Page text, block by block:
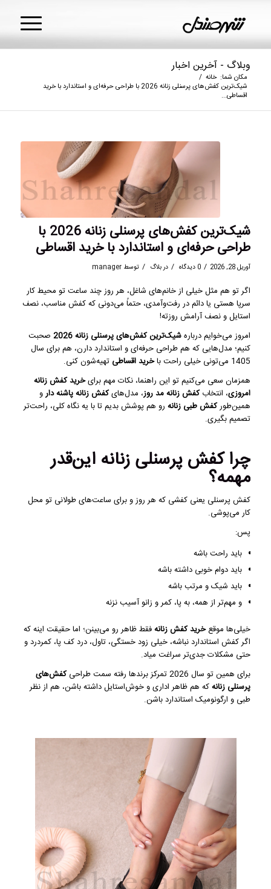
وبلاگ - آخرین اخبار
مکان شما: خانه /
شیک‌ترین کفش‌های پرسنلی زنانه 2026 با طراحی حرفه‌ای و استاندارد با خرید
اقساطی...
شیک‌ترین کفش‌های پرسنلی زنانه 2026 با
طراحی حرفه‌ای و استاندارد با خرید اقساطی
آوریل 28, 2026 / 0 دیدگاه / دربلاگ / توسط manager
اگر تو هم مثل خیلی از خانم‌های شاغل، هر روز چند ساعت تو محیط کار
سرپا هستی یا دائم در رفت‌وآمدی، حتماً می‌دونی که کفش مناسب، نصف
استایل و نصف آرامش روزته!
امروز می‌خوایم دربارهشیک‌ترین کفش‌های پرسنلی زنانه 2026
صحبت
کنیم؛ مدل‌هایی که هم طراحی حرفه‌ای و استاندارد دارن، هم برای سال
1405 می‌تونی خیلی راحت با
خرید اقساطی تهیه‌شون کنی.
همزمان سعی می‌کنیم تو این راهنما، نکات مهم برایخرید کفش زنانه
امروزی، انتخابکفش زنانه مد روز، مدل‌هایکفش زنانه پاشنه دارو
همین‌طورکفش طبی زنانهرو هم پوشش بدیم تا با یه نگاه کلی، راحت‌تر
تصمیم بگیری.
چرا کفش پرسنلی زنانه این‌قدر
مهمه؟
کفش پرسنلی یعنی کفشی که هر روز و برای ساعت‌های طولانی تو محل
کار می‌پوشی.
پس:
باید راحت باشه
باید دوام خوبی داشته باشه
باید شیک و مرتب باشه
و مهم‌تر از همه، به پا، کمر و زانو آسیب نزنه
خیلی‌ها موقعخرید کفش زنانهفقط ظاهر رو می‌بینن؛ اما حقیقت اینه که
اگر کفش استاندارد نباشه، خیلی زود خستگی، تاول، درد کف پا، کمردرد و
حتی مشکلات جدی‌تر سراغت میاد.
برای همین تو سال 2026 تمرکز برندها رفته سمت طراحی
کفش‌های
پرسنلی زنانهکه هم ظاهر اداری و خوش‌استایل داشته باشن، هم از نظر
طبی و ارگونومیک استاندارد باشن.